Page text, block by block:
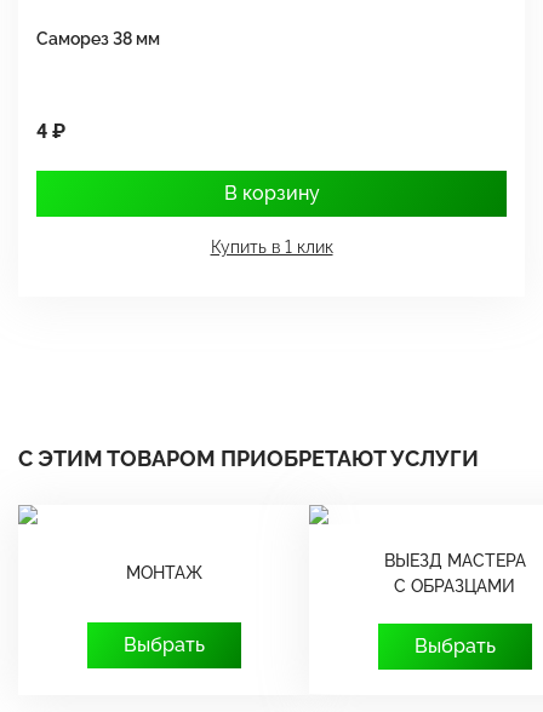
Саморез 38 мм
4 ₽
В корзину
Купить в 1 клик
С ЭТИМ ТОВАРОМ ПРИОБРЕТАЮТ УСЛУГИ
МОНТАЖ
Выбрать
ВЫЕЗД МАСТЕРА
С ОБРАЗЦАМИ
Выбрать